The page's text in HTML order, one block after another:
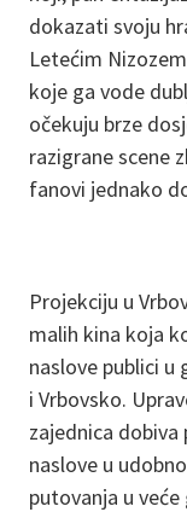
dokazati svoju
Letećim
koje ga vode
očekuju brze
razigrane scene
fanovi jednako
Projekciju u
malih kina koja
naslove publici u
i Vrbovsko.
zajednica
naslove u
putovanja u veće